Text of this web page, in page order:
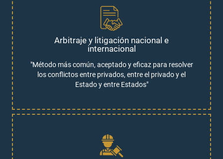
Arbitraje y litigación nacional e
internacional
"Método más común, aceptado y eficaz para resolver
los conflictos entre privados, entre el privado y el
Estado y entre Estados"